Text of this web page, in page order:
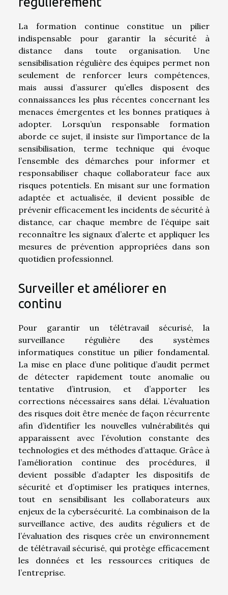
La formation continue constitue un pilier
indispensable pour garantir la sécurité à
distance dans toute organisation. Une
sensibilisation régulière des équipes permet non
seulement de renforcer leurs compétences,
mais aussi d’assurer qu’elles disposent des
connaissances les plus récentes concernant les
menaces émergentes et les bonnes pratiques à
adopter. Lorsqu’un responsable formation
aborde ce sujet, il insiste sur l’importance de la
sensibilisation, terme technique qui évoque
l’ensemble des démarches pour informer et
responsabiliser chaque collaborateur face aux
risques potentiels. En misant sur une formation
adaptée et actualisée, il devient possible de
prévenir efficacement les incidents de sécurité à
distance, car chaque membre de l’équipe sait
reconnaître les signaux d’alerte et appliquer les
mesures de prévention appropriées dans son
quotidien professionnel.
Surveiller et améliorer en
continu
Pour garantir un télétravail sécurisé, la
surveillance régulière des systèmes
informatiques constitue un pilier fondamental.
La mise en place d’une politique d’audit permet
de détecter rapidement toute anomalie ou
tentative d’intrusion, et d’apporter les
corrections nécessaires sans délai. L’évaluation
des risques doit être menée de façon récurrente
afin d’identifier les nouvelles vulnérabilités qui
apparaissent avec l’évolution constante des
technologies et des méthodes d’attaque. Grâce à
l’amélioration continue des procédures, il
devient possible d’adapter les dispositifs de
sécurité et d’optimiser les pratiques internes,
tout en sensibilisant les collaborateurs aux
enjeux de la cybersécurité. La combinaison de la
surveillance active, des audits réguliers et de
l’évaluation des risques crée un environnement
de télétravail sécurisé, qui protège efficacement
les données et les ressources critiques de
l’entreprise.